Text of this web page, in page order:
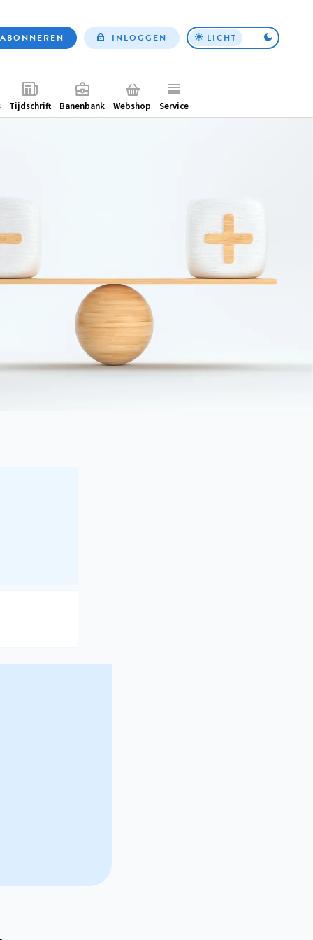
Top
ABONNEREN INLOGGEN LICHT
Tijdschrift Banenbank Webshop Service